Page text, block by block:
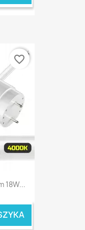
18W...
favorite_border